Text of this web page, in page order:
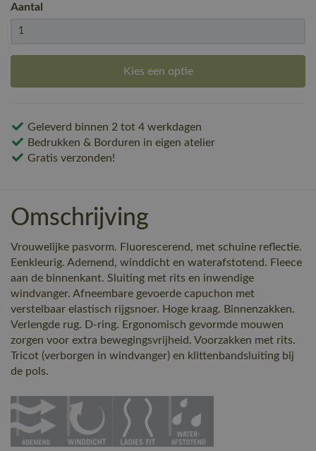
Aantal
Kies een optie
Geleverd binnen 2 tot 4 werkdagen
Bedrukken & Borduren in eigen atelier
Gratis verzonden!
Omschrijving
Vrouwelijke pasvorm. Fluorescerend, met schuine reflectie.
Eenkleurig. Ademend, winddicht en waterafstotend. Fleece
aan de binnenkant. Sluiting met rits en inwendige
windvanger. Afneembare gevoerde capuchon met
verstelbaar elastisch rijgsnoer. Hoge kraag. Binnenzakken.
Verlengde rug. D-ring. Ergonomisch gevormde mouwen
zorgen voor extra bewegingsvrijheid. Voorzakken met rits.
Tricot (verborgen in windvanger) en klittenbandsluiting bij
de pols.